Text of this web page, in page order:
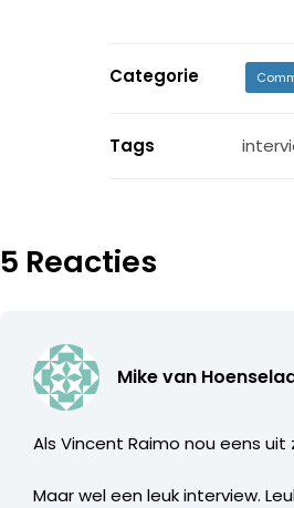
Categorie
Tags
5 Reacties
Mike van
Als Vincent Raimo nou eens
Maar wel een leuk interview.